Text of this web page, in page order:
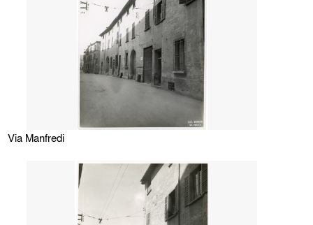
Via Manfredi